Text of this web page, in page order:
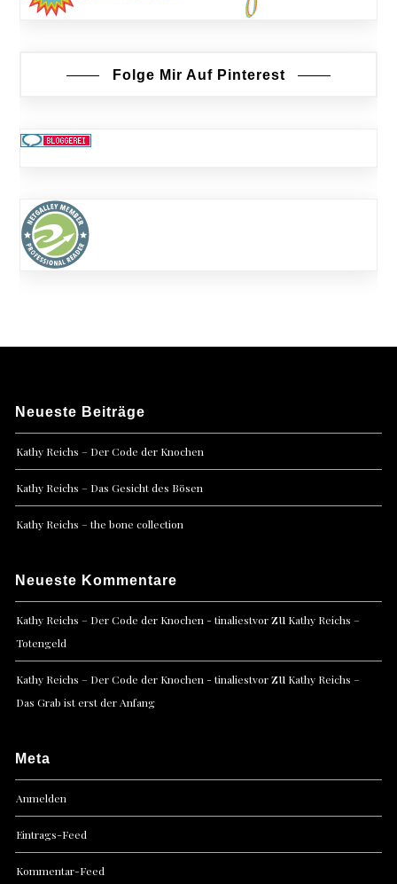
Folge Mir Auf Pinterest
Neueste Beiträge
Kathy Reichs – Der Code der Knochen
Kathy Reichs – Das Gesicht des Bösen
Kathy Reichs – the bone collection
Neueste Kommentare
Kathy Reichs – Der Code der Knochen - tinaliestvorzu Kathy Reichs –
Totengeld
Kathy Reichs – Der Code der Knochen - tinaliestvorzu Kathy Reichs –
Das Grab ist erst der Anfang
Meta
Anmelden
Eintrags-Feed
Kommentar-Feed